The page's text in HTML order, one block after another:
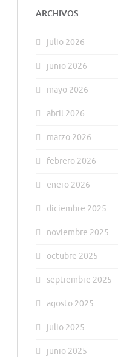
ARCHIVOS
julio 2026
junio 2026
mayo 2026
abril 2026
marzo 2026
febrero 2026
enero 2026
diciembre 2025
noviembre 2025
octubre 2025
septiembre 2025
agosto 2025
julio 2025
junio 2025